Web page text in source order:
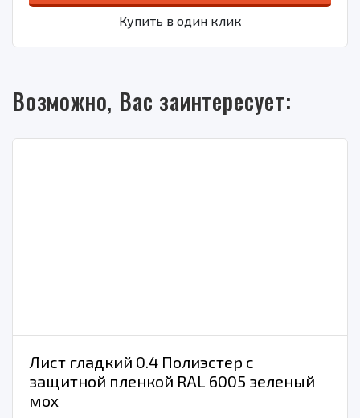
Купить в один клик
Возможно, Вас заинтересует:
Лист гладкий 0.4 Полиэстер с
защитной пленкой RAL 6005 зеленый
мох